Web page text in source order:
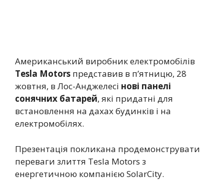
Американський виробник електромобілів
Tesla Motors представив в п’ятницю, 28
жовтня, в Лос-Анджелесі нові панелі
сонячних батарей, які придатні для
встановлення на дахах будинків і на
електромобілях.
Презентація покликана продемонструвати
переваги злиття Tesla Motors з
енергетичною компанією SolarCity.